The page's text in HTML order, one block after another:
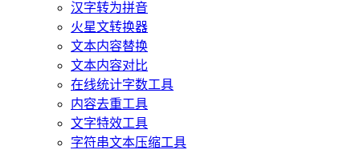
汉字转为拼音
火星文转换器
文本内容替换
文本内容对比
在线统计字数工具
内容去重工具
文字特效工具
字符串文本压缩工具